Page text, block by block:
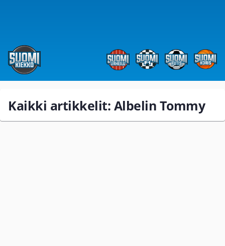
Kaikki artikkelit: Albelin Tommy